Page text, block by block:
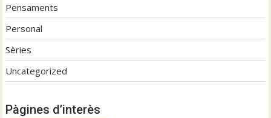
Pensaments
Personal
Sèries
Uncategorized
Pàgines d’interès